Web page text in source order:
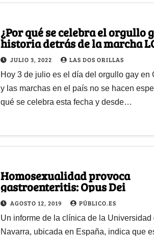
¿Por qué se celebra el orgullo
historia detrás de la marcha
JULIO 3, 2022 LAS DOS ORILLAS
Hoy 3 de julio es el día del orgullo gay en
y las marchas en el país no se hacen
qué se celebra esta fecha y desde…
Homosexualidad provoca
gastroenteritis: Opus Dei
AGOSTO 12, 2019 PÚBLICO.ES
Un informe de la clínica de la Universidad
Navarra, ubicada en España, indica que